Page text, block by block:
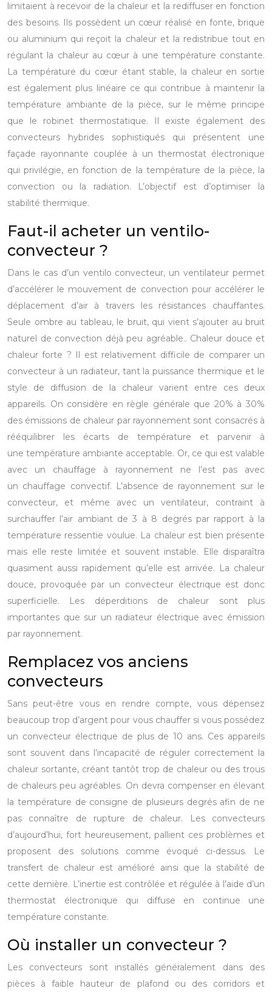
limitaient à recevoir de la chaleur et la rediffuser en fonction
des besoins. Ils possèdent un cœur réalisé en fonte, brique
ou aluminium qui reçoit la chaleur et la redistribue tout en
régulant la chaleur au cœur à une température constante.
La température du cœur étant stable, la chaleur en sortie
est également plus linéaire ce qui contribue à maintenir la
température ambiante de la pièce, sur le même principe
que le robinet thermostatique. Il existe également des
convecteurs hybrides sophistiqués qui présentent une
façade rayonnante couplée à un thermostat électronique
qui privilégie, en fonction de la température de la pièce, la
convection ou la radiation. L’objectif est d’optimiser la
stabilité thermique.
Faut-il acheter un ventilo-
convecteur ?
Dans le cas d’un ventilo convecteur, un ventilateur permet
d’accélérer le mouvement de convection pour accélérer le
déplacement d’air à travers les résistances chauffantes.
Seule ombre au tableau, le bruit, qui vient s’ajouter au bruit
naturel de convection déjà peu agréable.. Chaleur douce et
chaleur forte ? Il est relativement difficile de comparer un
convecteur à un radiateur, tant la puissance thermique et le
style de diffusion de la chaleur varient entre ces deux
appareils. On considère en règle générale que 20% à 30%
des émissions de chaleur par rayonnement sont consacrés à
rééquilibrer les écarts de température et parvenir à
une température ambiante acceptable. Or, ce qui est valable
avec un chauffage à rayonnement ne l’est pas avec
un chauffage convectif. L’absence de rayonnement sur le
convecteur, et même avec un ventilateur, contraint à
surchauffer l’air ambiant de 3 à 8 degrés par rapport à la
température ressentie voulue. La chaleur est bien présente
mais elle reste limitée et souvent instable. Elle disparaîtra
quasiment aussi rapidement qu’elle est arrivée. La chaleur
douce, provoquée par un convecteur électrique est donc
superficielle. Les déperditions de chaleur sont plus
importantes que sur un radiateur électrique avec émission
par rayonnement.
Remplacez vos anciens
convecteurs
Sans peut-être vous en rendre compte, vous dépensez
beaucoup trop d’argent pour vous chauffer si vous possédez
un convecteur électrique de plus de 10 ans. Ces appareils
sont souvent dans l’incapacité de réguler correctement la
chaleur sortante, créant tantôt trop de chaleur ou des trous
de chaleurs peu agréables. On devra compenser en élevant
la température de consigne de plusieurs degrés afin de ne
pas connaître de rupture de chaleur. Les convecteurs
d’aujourd’hui, fort heureusement, pallient ces problèmes et
proposent des solutions comme évoqué ci-dessus. Le
transfert de chaleur est amélioré ainsi que la stabilité de
cette dernière. L’inertie est contrôlée et régulée à l’aide d’un
thermostat électronique qui diffuse en continue une
température constante.
Où installer un convecteur ?
Les convecteurs sont installés généralement dans des
pièces à faible hauteur de plafond ou des corridors et